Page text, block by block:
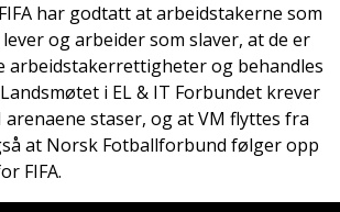
har godtatt at arbeidstakerne som
og arbeider som slaver, at de er
og behandles
i EL & IT Forbundet krever
arenaene staser, og at VM flyttes fra
at Norsk Fotballforbund følger opp
FIFA.